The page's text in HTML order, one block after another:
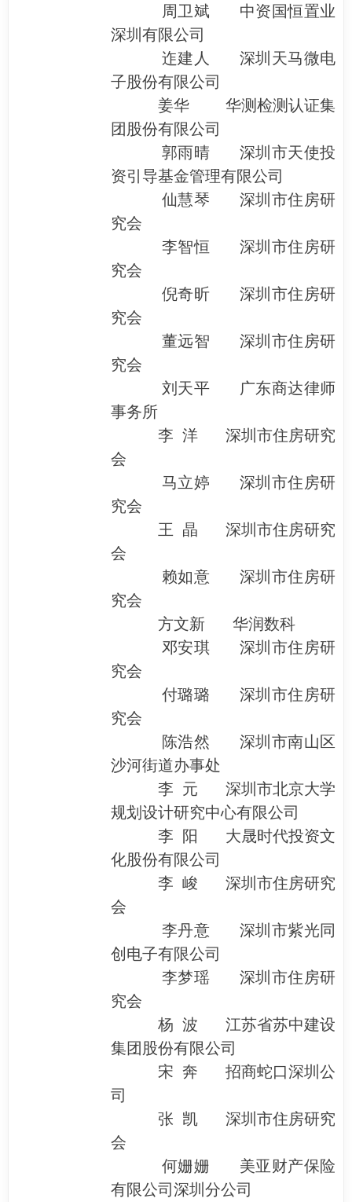
周卫斌 中资国恒置业
深圳有限公司
迮建人 深圳天马微电
子股份有限公司
姜华 华测检测认证集
团股份有限公司
郭雨晴 深圳市天使投
资引导基金管理有限公司
仙慧琴 深圳市住房研
究会
李智恒 深圳市住房研
究会
倪奇昕 深圳市住房研
究会
董远智 深圳市住房研
究会
刘天平 广东商达律师
事务所
李 洋 深圳市住房研究
会
马立婷 深圳市住房研
究会
王 晶 深圳市住房研究
会
赖如意 深圳市住房研
究会
方文新 华润数科
邓安琪 深圳市住房研
究会
付璐璐 深圳市住房研
究会
陈浩然 深圳市南山区
沙河街道办事处
李 元 深圳市北京大学
规划设计研究中心有限公司
李 阳 大晟时代投资文
化股份有限公司
李 峻 深圳市住房研究
会
李丹意 深圳市紫光同
创电子有限公司
李梦瑶 深圳市住房研
究会
杨 波 江苏省苏中建设
集团股份有限公司
宋 奔 招商蛇口深圳公
司
张 凯 深圳市住房研究
会
何姗姗 美亚财产保险
有限公司深圳分公司